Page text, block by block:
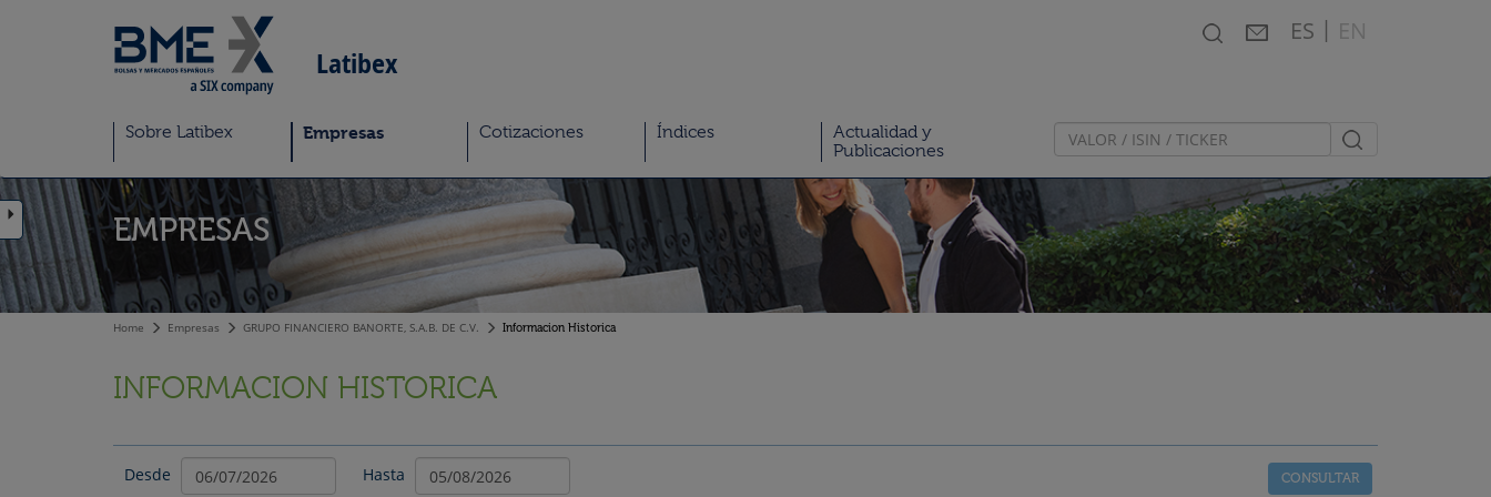
Latibex
Buscador
Contacto
ES | EN
Sobre Latibex Empresas Cotizaciones Índices
Actualidad y
Publicaciones
EMPRESAS
Home Empresas GRUPO FINANCIERO BANORTE, S.A.B. DE C.V. Informacion Historica
INFORMACION HISTORICA
Desde Hasta